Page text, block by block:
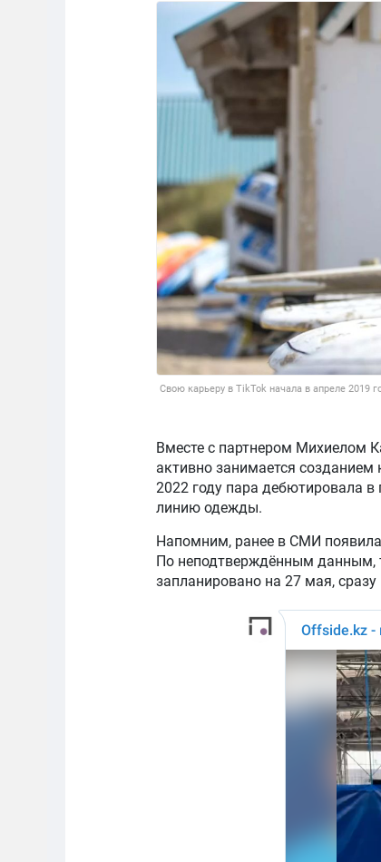
Свою карьеру в TikTok начала в апреле 2019
Вместе с партнером Михиелом
активно занимается
2022 году пара дебютировала
линию одежды.
Напомним, ранее в СМИ
По неподтверждённым данным,
запланировано на 27 мая,